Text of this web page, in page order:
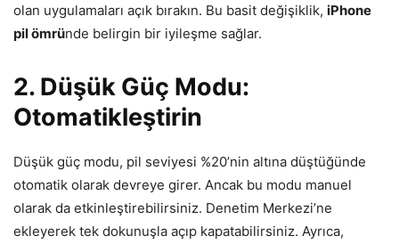
olan uygulamaları açık bırakın. Bu basit değişiklik, iPhone
pil ömründe belirgin bir iyileşme sağlar.
2. Düşük Güç Modu:
Otomatikleştirin
Düşük güç modu, pil seviyesi %20’nin altına düştüğünde
otomatik olarak devreye girer. Ancak bu modu manuel
olarak da etkinleştirebilirsiniz. Denetim Merkezi’ne
ekleyerek tek dokunuşla açıp kapatabilirsiniz. Ayrıca,